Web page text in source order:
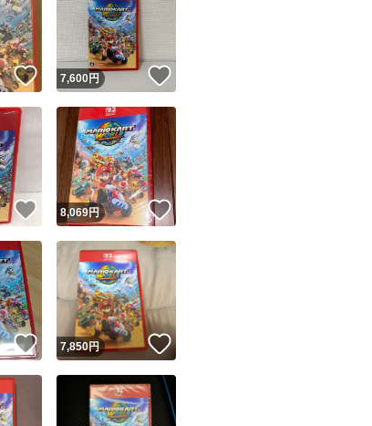
ユーザーの実績について
めた一定の基準を満たしたユーザーにバッジを付与しています
Yahoo!フリマの基準をクリアした安心・安全なユーザーです
このユーザーはYahoo!フリマの取引を完了させた実績があります
◯+ このユーザーは他フリマサービスでの取引実績があります
基づく表示であり、発送を保証しているものではありません
この商品の情報をコピーします
無断転載は禁止されています
商品につき1回です
出品ページへ
キャンセル
いいね！
7,600円
いいね！
8,069円 いいね！
いいね！
7,850円 いいね！